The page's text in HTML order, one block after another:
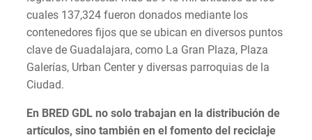
cuales 137,324 fueron donados mediante los
contenedores fijos que se ubican en diversos puntos
clave de Guadalajara, como La Gran Plaza, Plaza
Galerías, Urban Center y diversas parroquias de la
Ciudad.
En BRED GDL no solo trabajan en la distribución de
artículos, sino también en el fomento del reciclaje